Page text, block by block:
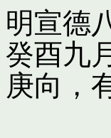
明宣德
癸酉九
庚向，